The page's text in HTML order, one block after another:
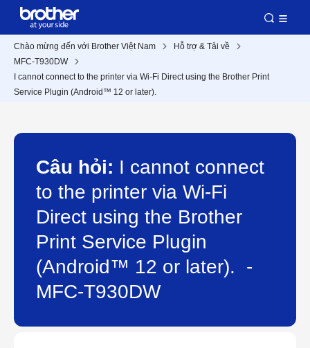
Chào mừng đến với Brother Việt Nam
Hỗ trợ & Tải về
MFC-T930DW
I cannot connect to the printer via Wi-Fi Direct using the Brother Print
Service Plugin (Android™ 12 or later).
Câu hỏi: I cannot connect
to the printer via Wi-Fi
Direct using the Brother
Print Service Plugin
(Android™ 12 or later). -
MFC-T930DW